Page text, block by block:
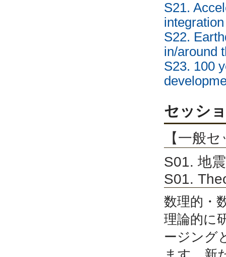
S21.
S22.
in/around
S23. 100
セッシ
【一般
S01. 地
S01.
数理的・
理論的に
ージング